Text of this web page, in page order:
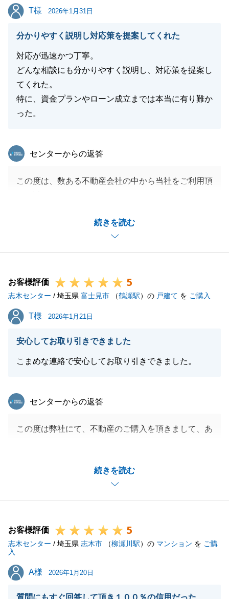
いつでもお気軽にご相談ください。
この度は本当にありがとうございました。
T様
T様 2026年1月31日
分かりやすく説明し対応策を提案してくれた
対応が迅速かつ丁寧。
どんな相談にも分かりやすく説明し、対応策を提案し
てくれた。
特に、資金プランやローン成立までは本当に有り難か
った。
続きを読む
東急リバブル
センターからの返答
この度は、数ある不動産会社の中から当社をご利用頂
いましたが、迅速にご対応いただき、私も非常に助か
ご案内や打ち合わせでお会いした際はもちろん、お電
Ｔ様の温かさを感じておりました。
今後もお引越し等で忙しい日々が続くことと存じます
が、お悩みやご相談がございましたらいつでもお気軽
にご連絡ください。
この度は、本当にありがとうございました。
お客様評価 5
志木センター / 埼玉県 富士見市 （鶴瀬駅）の 戸建て を ご購入
T様
T様 2026年1月21日
安心してお取り引きできました
こまめな連絡で安心してお取り引きできました。
続きを読む
東急リバブル
センターからの返答
この度は弊社にて、不動産のご購入を頂きまして、あ
三脚にてご対応をさせて頂き、無事にお引渡しを迎え
る事ができて嬉しく思います。
また何か不動産の事でお悩み等がございましたら、お
いました。
不動産でお困りの事やご不明な点がございましたら、
Ｔ様のご友人やご親戚の方のご紹介も心よりお待ちし
お客様評価 5
志木センター / 埼玉県 志木市 （柳瀬川駅）の マンション を ご購
入
A様
A様 2026年1月20日
質問にもすぐ回答して頂き１００％の信用だった